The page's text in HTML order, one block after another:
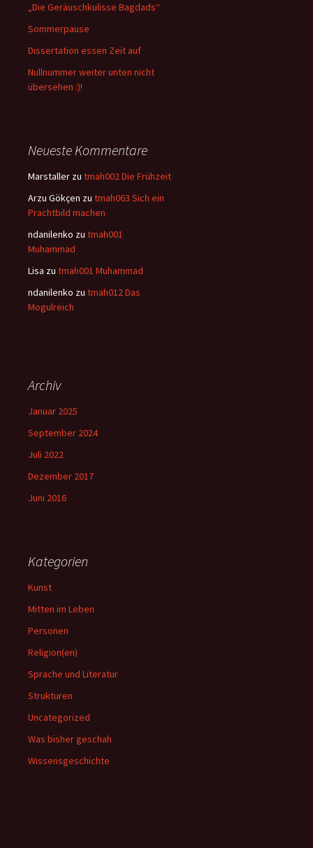
„Die Geräuschkulisse Bagdads“
Sommerpause
Dissertation essen Zeit auf
Nullnummer weiter unten nicht
übersehen :)!
Neueste Kommentare
Marstaller zu tmah002 Die Frühzeit
Arzu Gökçen zu tmah063 Sich ein
Prachtbild machen
ndanilenko zu tmah001
Muhammad
Lisa zu tmah001 Muhammad
ndanilenko zu tmah012 Das
Mogulreich
Archiv
Januar 2025
September 2024
Juli 2022
Dezember 2017
Juni 2016
Kategorien
Kunst
Mitten im Leben
Personen
Religion(en)
Sprache und Literatur
Strukturen
Uncategorized
Was bisher geschah
Wissensgeschichte